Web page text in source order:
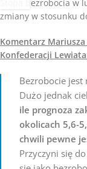
Stopa bezrobocia w
zmiany w stosunku
Komentarz
Konfederacji
Bezrobocie
Dużo jednak
ile prognoza
okolicach 5,6-
chwili pewne
Przyczyni się